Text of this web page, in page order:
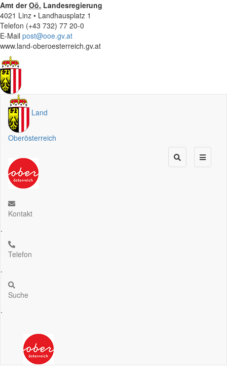
Amt derOö. Landesregierung
4021 Linz • Landhausplatz 1
Telefon (+43 732) 77 20-0
E-Mail post@ooe.gv.at
www.land-oberoesterreich.gv.at
Land
Oberösterreich
Kontakt
.
Telefon
.
Suche
.